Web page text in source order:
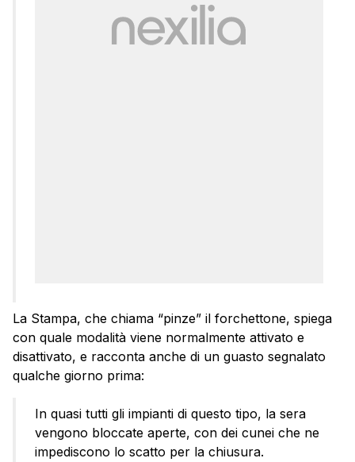
La Stampa, che chiama “pinze” il forchettone, spiega
con quale modalità viene normalmente attivato e
disattivato, e racconta anche di un guasto segnalato
qualche giorno prima:
In quasi tutti gli impianti di questo tipo, la sera
vengono bloccate aperte, con dei cunei che ne
impediscono lo scatto per la chiusura.